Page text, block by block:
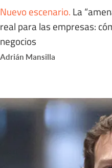
Nuevo escenario. La
real para las empresas:
negocios
Adrián Mansilla